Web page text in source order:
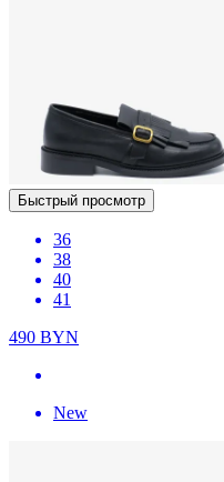
Быстрый просмотр
36
38
40
41
490 BYN
New